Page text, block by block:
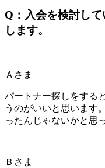
Q：入会を検討し
します。
Ａさま
パートナー探しをする
うのがいいと思います
ったんじゃないかと思
Ｂさま